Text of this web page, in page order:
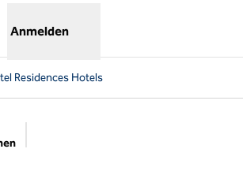
Anmelden
Residences Hotels